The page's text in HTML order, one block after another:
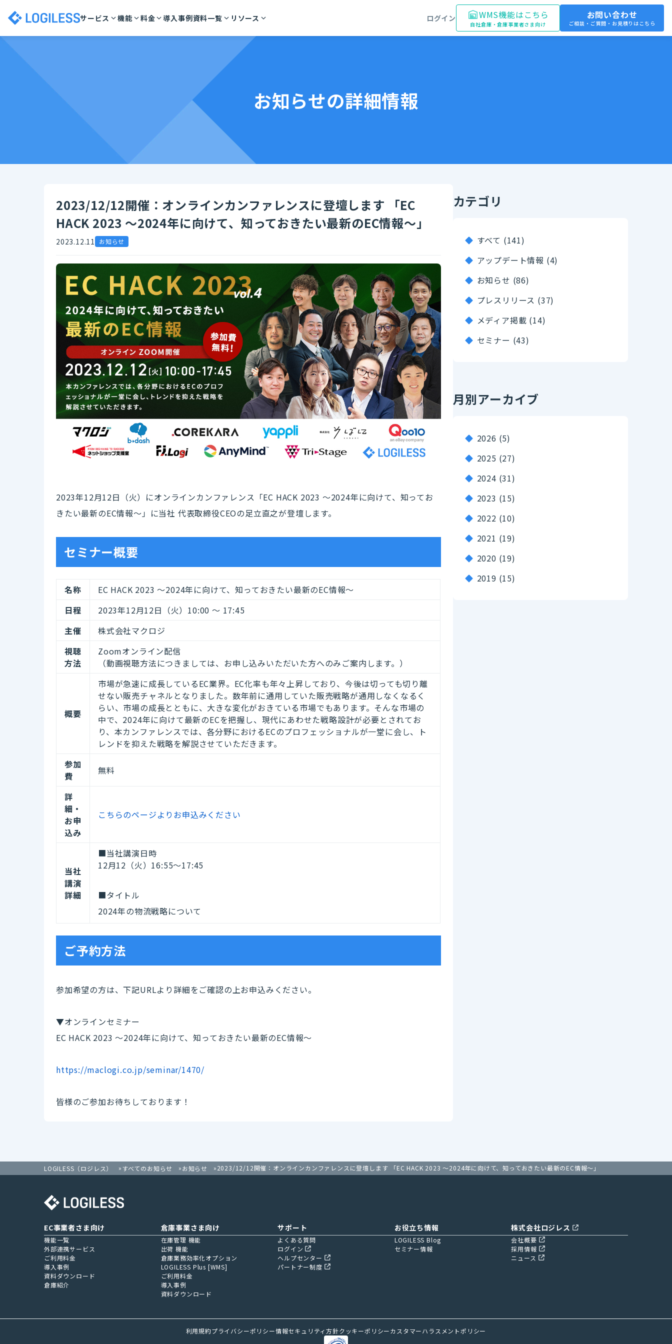
サービス 機能 料金 導入事例資料一覧 リソース ログイン WMS機能はこちら
自社倉庫・倉庫事業者さま向け
お問い合わせ
ご相談・ご質問・お見積りはこちら
お知らせの詳細情報
2023/12/12開催：オンラインカンファレンスに登壇します 「EC
HACK 2023 〜2024年に向けて、知っておきたい最新のEC情報〜」
2023.12.11 お知らせ
2023年12月12日（火）にオンラインカンファレンス「EC HACK 2023 〜2024年に向けて、知ってお
きたい最新のEC情報〜」に当社 代表取締役CEOの足立直之が登壇します。
セミナー概要
名称
EC HACK 2023 〜2024年に向けて、知っておきたい最新のEC情報〜
日程
2023年12月12日（火）10:00 ～ 17:45
主催
株式会社マクロジ
視聴
方法
Zoomオンライン配信
（動画視聴方法につきましては、お申し込みいただいた方へのみご案内します。）
概要
市場が急速に成長しているEC業界。EC化率も年々上昇しており、今後は切っても切り離
せない販売チャネルとなりました。数年前に通用していた販売戦略が通用しなくなるく
らい、市場の成長とともに、大きな変化がおきている市場でもあります。そんな市場の
中で、2024年に向けて最新のECを把握し、現代にあわせた戦略設計が必要とされてお
り、本カンファレンスでは、各分野におけるECのプロフェッショナルが一堂に会し、ト
レンドを抑えた戦略を解説させていただきます。
参加
費
無料
詳
細・
お申
込み
こちらのページよりお申込みください
当社
講演
詳細
■当社講演日時
12月12（火）16:55～17:45
■タイトル
2024年の物流戦略について
ご予約方法
参加希望の方は、下記URLより詳細をご確認の上お申込みください。
▼オンラインセミナー
EC HACK 2023 〜2024年に向けて、知っておきたい最新のEC情報〜
https://maclogi.co.jp/seminar/1470/
皆様のご参加お待ちしております！
カテゴリ
すべて (141)
アップデート情報 (4)
お知らせ (86)
プレスリリース (37)
メディア掲載 (14)
セミナー (43)
月別アーカイブ
2026 (5)
2025 (27)
2024 (31)
2023 (15)
2022 (10)
2021 (19)
2020 (19)
2019 (15)
LOGILESS（ロジレス） すべてのお知らせ お知らせ 2023/12/12開催：オンラインカンファレンスに登壇します 「EC HACK 2023 〜2024年に向けて、知っておきたい最新のEC情報〜」
EC事業者さま向け
機能一覧
外部連携サービス
ご利用料金
導入事例
資料ダウンロード
倉庫紹介
倉庫事業さま向け
在庫管理 機能
出荷 機能
倉庫業務効率化オプション
LOGILESS Plus [WMS]
ご利用料金
導入事例
資料ダウンロード
サポート
よくある質問
ログイン
ヘルプセンター
パートナー制度
お役立ち情報
LOGILESS Blog
セミナー情報
株式会社ロジレス
会社概要
採用情報
ニュース
利用規約プライバシーポリシー情報セキュリティ方針クッキーポリシーカスタマーハラスメントポリシー